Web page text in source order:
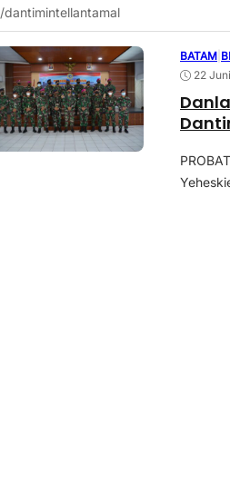
/dantimintellantamal
BATAM
22